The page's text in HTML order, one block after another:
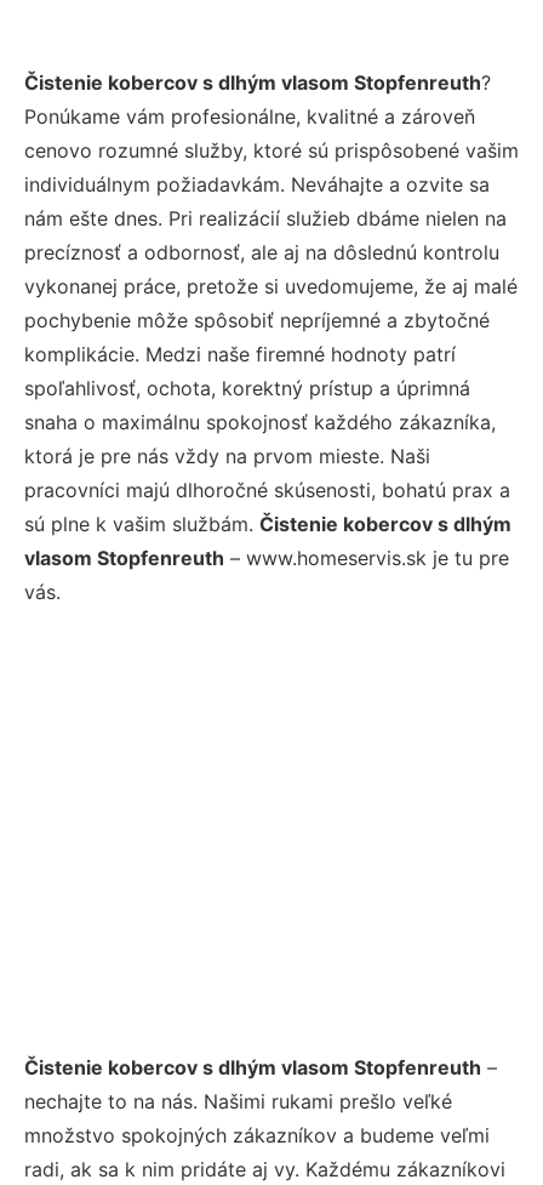
Čistenie kobercov s dlhým vlasom Stopfenreuth?
Ponúkame vám profesionálne, kvalitné a zároveň
cenovo rozumné služby, ktoré sú prispôsobené vašim
individuálnym požiadavkám. Neváhajte a ozvite sa
nám ešte dnes. Pri realizácií služieb dbáme nielen na
precíznosť a odbornosť, ale aj na dôslednú kontrolu
vykonanej práce, pretože si uvedomujeme, že aj malé
pochybenie môže spôsobiť nepríjemné a zbytočné
komplikácie. Medzi naše firemné hodnoty patrí
spoľahlivosť, ochota, korektný prístup a úprimná
snaha o maximálnu spokojnosť každého zákazníka,
ktorá je pre nás vždy na prvom mieste. Naši
pracovníci majú dlhoročné skúsenosti, bohatú prax a
sú plne k vašim službám. Čistenie kobercov s dlhým
vlasom Stopfenreuth – www.homeservis.sk je tu pre
vás.
Čistenie kobercov s dlhým vlasom Stopfenreuth –
nechajte to na nás. Našimi rukami prešlo veľké
množstvo spokojných zákazníkov a budeme veľmi
radi, ak sa k nim pridáte aj vy. Každému zákazníkovi